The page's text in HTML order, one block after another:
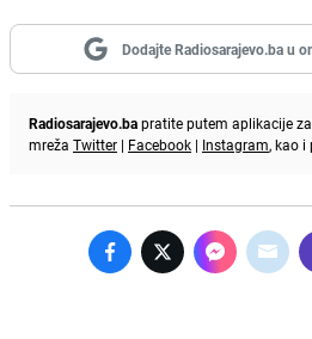
Dodajte Radiosarajevo.ba u
Radiosarajevo.bapratite putem aplikacije za
mreža Twitter | Facebook | Instagram, kao i